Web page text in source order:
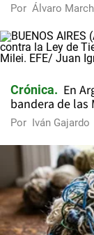
Por Álvaro
Crónica
En
bandera de las
Por Iván Gajardo